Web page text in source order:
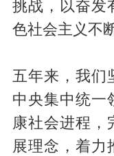
挑战，以奋发
色社会主义不
五年来，我们
中央集中统一
康社会进程，
展理念，着力